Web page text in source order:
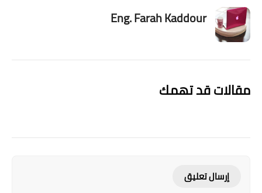
Eng. Farah Kaddour
مقالات قد تهمك
إرسال تعليق